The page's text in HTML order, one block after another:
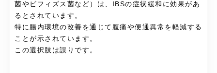
菌やビフィズス菌など）は、IBSの症状緩和に効果があ
るとされています。
特に腸内環境の改善を通じて腹痛や便通異常を軽減する
ことが示されています。
この選択肢は誤りです。